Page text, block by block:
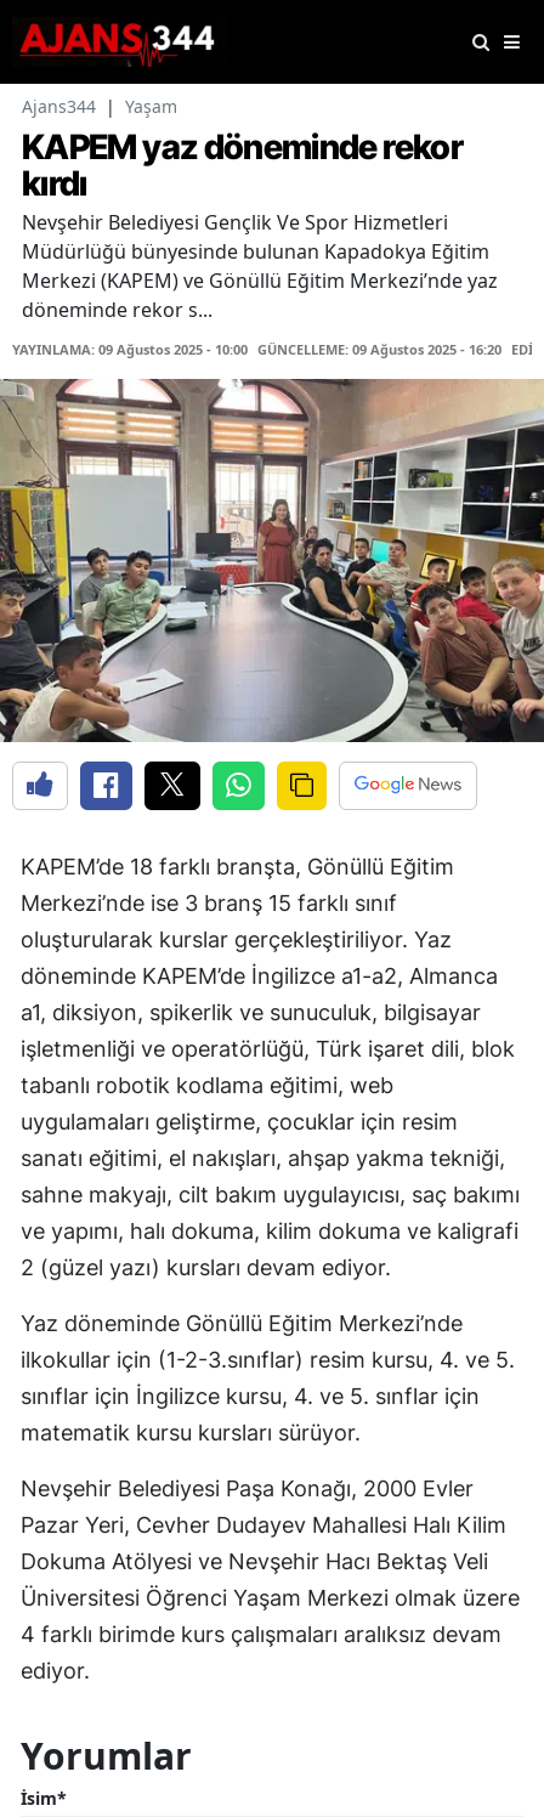
Ajans344 | Yaşam
KAPEM yaz döneminde rekor
kırdı
Nevşehir Belediyesi Gençlik Ve Spor Hizmetleri
Müdürlüğü bünyesinde bulunan Kapadokya Eğitim
Merkezi (KAPEM) ve Gönüllü Eğitim Merkezi’nde yaz
döneminde rekor s...
YAYINLAMA: 09 Ağustos 2025 - 10:00 GÜNCELLEME: 09 Ağustos 2025 - 16:20
KAPEM’de 18 farklı branşta, Gönüllü Eğitim
Merkezi’nde ise 3 branş 15 farklı sınıf
oluşturularak kurslar gerçekleştiriliyor. Yaz
döneminde KAPEM’de İngilizce a1-a2, Almanca
a1, diksiyon, spikerlik ve sunuculuk, bilgisayar
işletmenliği ve operatörlüğü, Türk işaret dili, blok
tabanlı robotik kodlama eğitimi, web
uygulamaları geliştirme, çocuklar için resim
sanatı eğitimi, el nakışları, ahşap yakma tekniği,
sahne makyajı, cilt bakım uygulayıcısı, saç bakımı
ve yapımı, halı dokuma, kilim dokuma ve kaligrafi
2 (güzel yazı) kursları devam ediyor.
Yaz döneminde Gönüllü Eğitim Merkezi’nde
ilkokullar için (1-2-3.sınıflar) resim kursu, 4. ve 5.
sınıflar için İngilizce kursu, 4. ve 5. sınflar için
matematik kursu kursları sürüyor.
Nevşehir Belediyesi Paşa Konağı, 2000 Evler
Pazar Yeri, Cevher Dudayev Mahallesi Halı Kilim
Dokuma Atölyesi ve Nevşehir Hacı Bektaş Veli
Üniversitesi Öğrenci Yaşam Merkezi olmak üzere
4 farklı birimde kurs çalışmaları aralıksız devam
ediyor.
Yorumlar
İsim*